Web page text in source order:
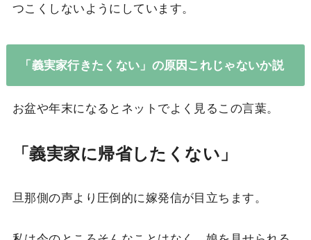
つこくしないようにしています。
「義実家行きたくない」の原因これじゃないか説
お盆や年末になるとネットでよく見るこの言葉。
「義実家に帰省したくない」
旦那側の声より圧倒的に嫁発信が目立ちます。